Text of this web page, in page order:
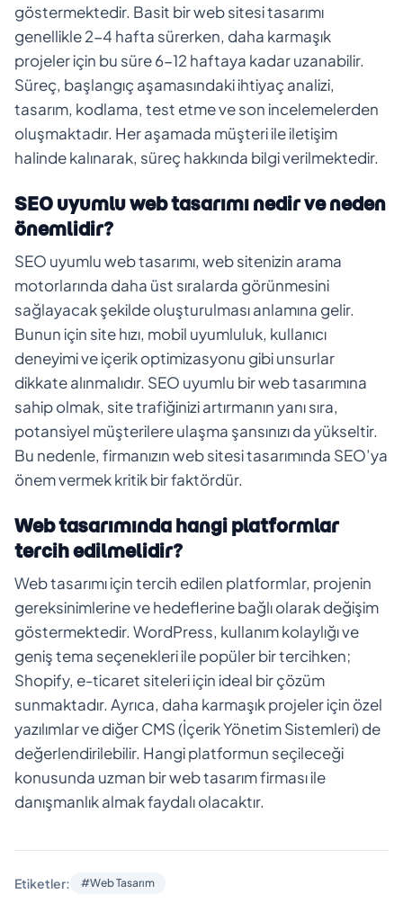
göstermektedir. Basit bir web sitesi tasarımı
genellikle 2-4 hafta sürerken, daha karmaşık
projeler için bu süre 6-12 haftaya kadar uzanabilir.
Süreç, başlangıç aşamasındaki ihtiyaç analizi,
tasarım, kodlama, test etme ve son incelemelerden
oluşmaktadır. Her aşamada müşteri ile iletişim
halinde kalınarak, süreç hakkında bilgi verilmektedir.
SEO uyumlu web tasarımı nedir ve neden
önemlidir?
SEO uyumlu web tasarımı, web sitenizin arama
motorlarında daha üst sıralarda görünmesini
sağlayacak şekilde oluşturulması anlamına gelir.
Bunun için site hızı, mobil uyumluluk, kullanıcı
deneyimi ve içerik optimizasyonu gibi unsurlar
dikkate alınmalıdır. SEO uyumlu bir web tasarımına
sahip olmak, site trafiğinizi artırmanın yanı sıra,
potansiyel müşterilere ulaşma şansınızı da yükseltir.
Bu nedenle, firmanızın web sitesi tasarımında SEO’ya
önem vermek kritik bir faktördür.
Web tasarımında hangi platformlar
tercih edilmelidir?
Web tasarımı için tercih edilen platformlar, projenin
gereksinimlerine ve hedeflerine bağlı olarak değişim
göstermektedir. WordPress, kullanım kolaylığı ve
geniş tema seçenekleri ile popüler bir tercihken;
Shopify, e-ticaret siteleri için ideal bir çözüm
sunmaktadır. Ayrıca, daha karmaşık projeler için özel
yazılımlar ve diğer CMS (İçerik Yönetim Sistemleri) de
değerlendirilebilir. Hangi platformun seçileceği
konusunda uzman bir web tasarım firması ile
danışmanlık almak faydalı olacaktır.
Etiketler: #Web Tasarım